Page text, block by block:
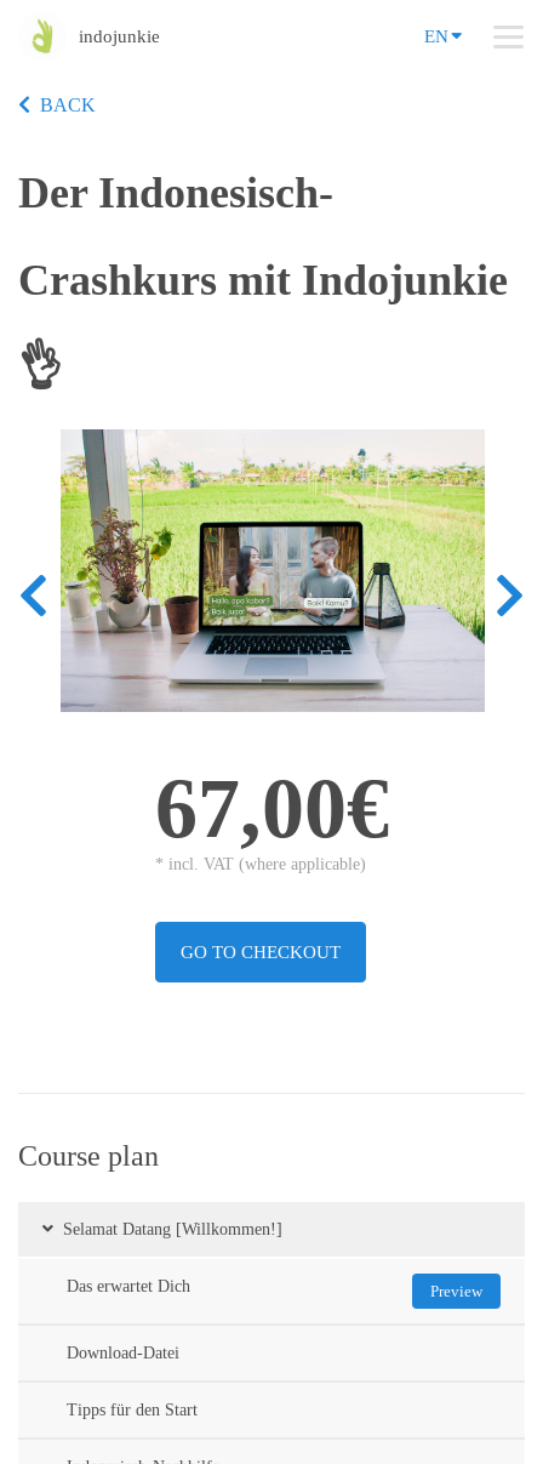
indojunkie EN
BACK
Der Indonesisch-
Crashkurs mit Indojunkie
👌
67,00€
* incl. VAT (where applicable)
GO TO CHECKOUT
Course plan
Selamat Datang [Willkommen!]
Das erwartet Dich Preview
Download-Datei
Tipps für den Start